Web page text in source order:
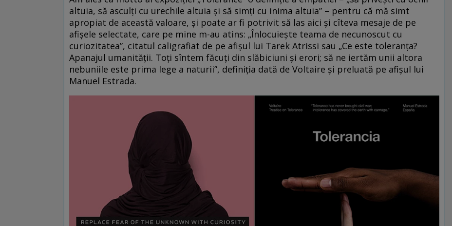
altuia, să asculți cu urechile altuia și să simți cu inima altuia” – pentru că mă simt
apropiat de această valoare, și poate ar fi potrivit să las aici și cîteva mesaje de pe
afișele selectate, care pe mine m-au atins: „Înlocuiește teama de necunoscut cu
curiozitatea”, citatul caligrafiat de pe afișul lui Tarek Atrissi sau „Ce este toleranţa?
Apanajul umanităţii. Toți sîntem făcuți din slăbiciuni şi erori; să ne iertăm unii altora
nebuniile este prima lege a naturii”, definiţia dată de Voltaire și preluată pe afișul lui
Manuel Estrada.